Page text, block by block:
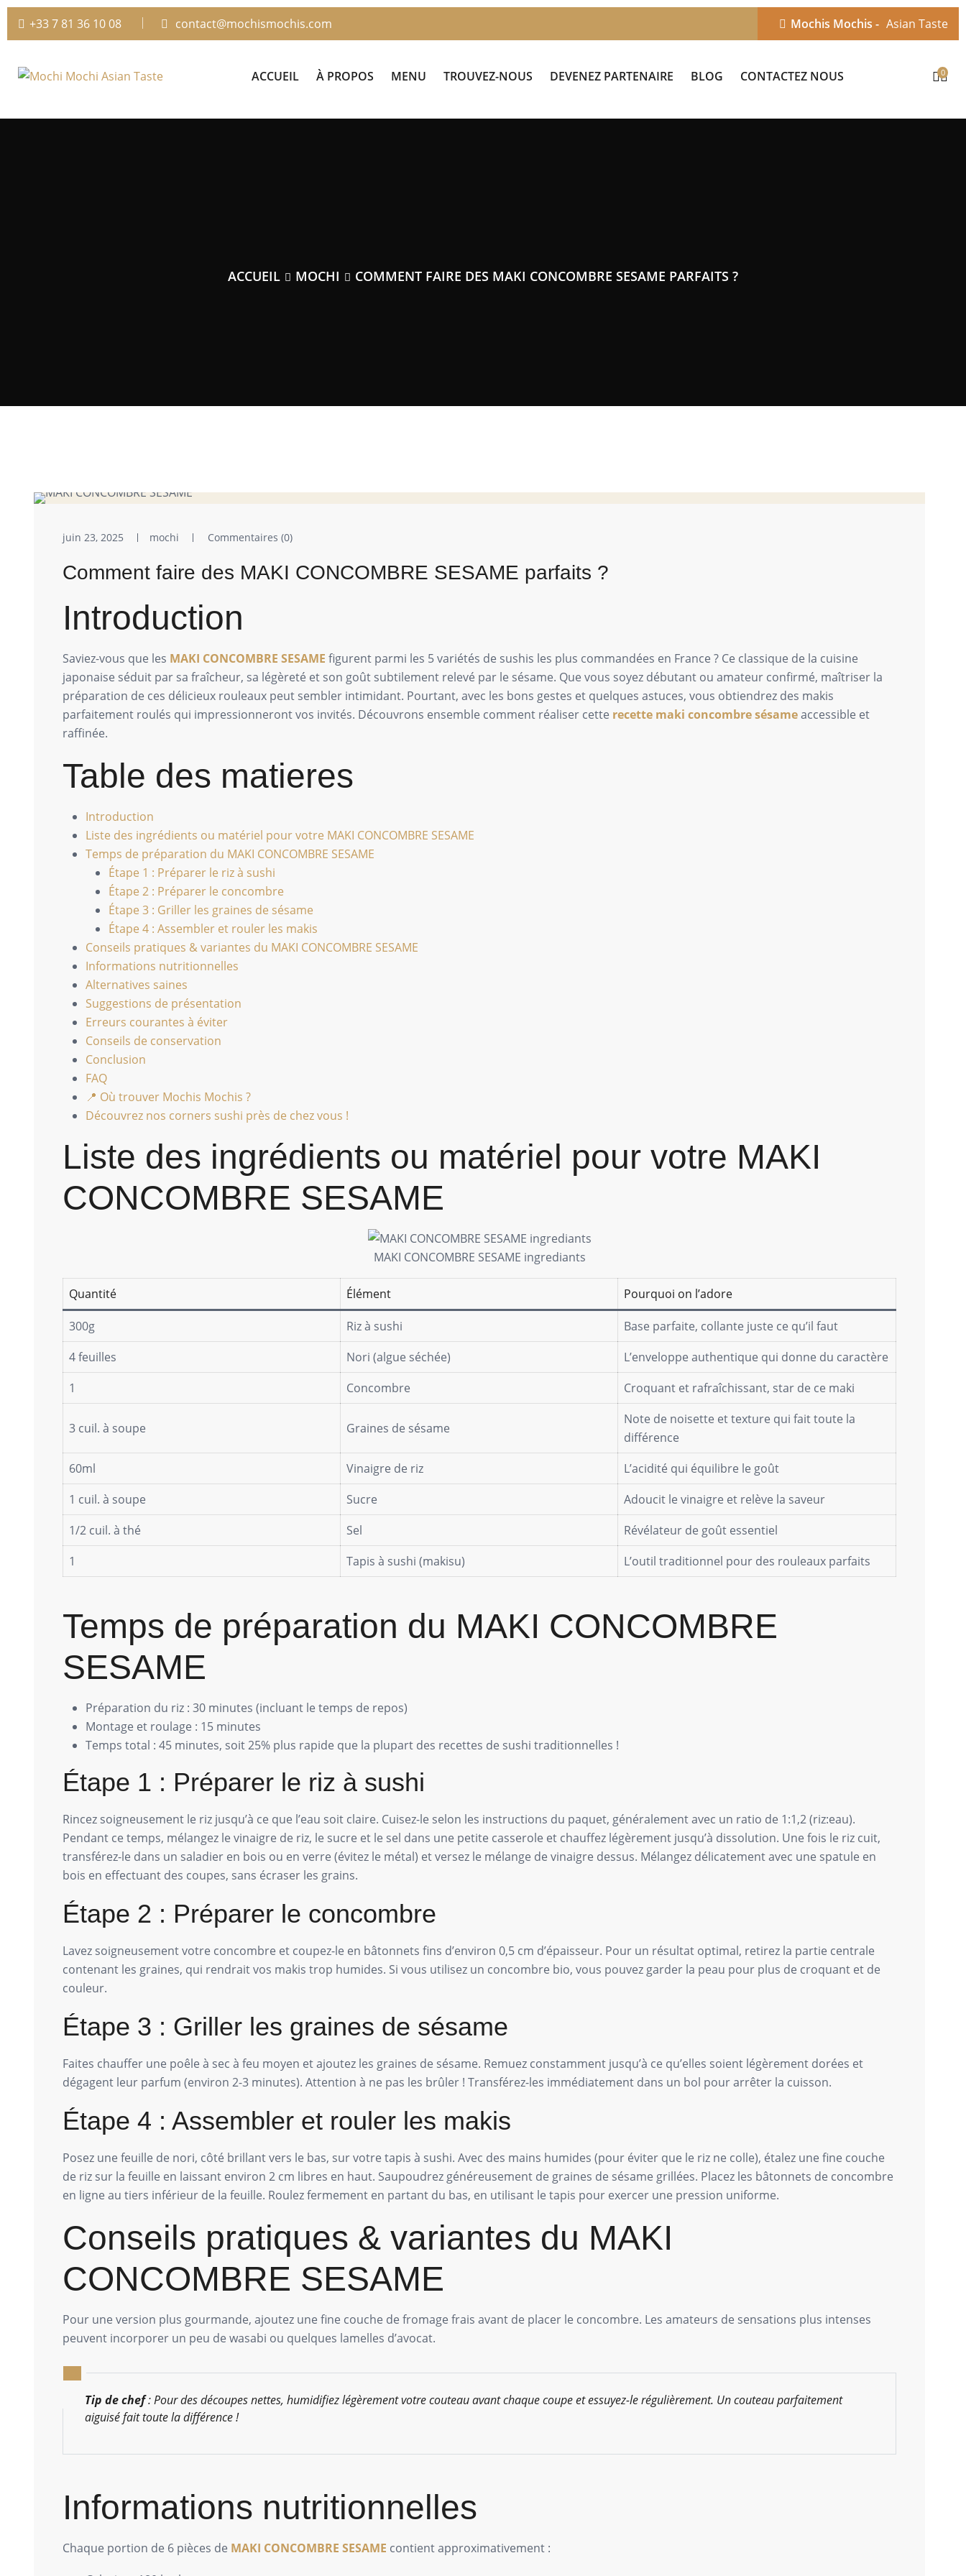
+33 7 81 36 10 08 contact@mochismochis.com Mochis Mochis - Asian Taste
ACCUEIL À PROPOS MENU TROUVEZ-NOUS DEVENEZ PARTENAIRE BLOG CONTACTEZ NOUS 0
ACCUEIL MOCHI COMMENT FAIRE DES MAKI CONCOMBRE SESAME PARFAITS ?
juin 23, 2025 mochi Commentaires (0)
Comment faire des MAKI CONCOMBRE SESAME parfaits ?
Introduction
Saviez-vous que les MAKI CONCOMBRE SESAME figurent parmi les 5 variétés de sushis les plus commandées en France ? Ce classique de la cuisine
japonaise séduit par sa fraîcheur, sa légèreté et son goût subtilement relevé par le sésame. Que vous soyez débutant ou amateur confirmé, maîtriser la
préparation de ces délicieux rouleaux peut sembler intimidant. Pourtant, avec les bons gestes et quelques astuces, vous obtiendrez des makis
parfaitement roulés qui impressionneront vos invités. Découvrons ensemble comment réaliser cette recette maki concombre sésameaccessible et
raffinée.
Table des matieres
Introduction
Liste des ingrédients ou matériel pour votre MAKI CONCOMBRE SESAME
Temps de préparation du MAKI CONCOMBRE SESAME
Étape 1 : Préparer le riz à sushi
Étape 2 : Préparer le concombre
Étape 3 : Griller les graines de sésame
Étape 4 : Assembler et rouler les makis
Conseils pratiques & variantes du MAKI CONCOMBRE SESAME
Informations nutritionnelles
Alternatives saines
Suggestions de présentation
Erreurs courantes à éviter
Conseils de conservation
Conclusion
FAQ
📍 Où trouver Mochis Mochis ?
Découvrez nos corners sushi près de chez vous !
Liste des ingrédients ou matériel pour votre MAKI
CONCOMBRE SESAME
MAKI CONCOMBRE SESAME ingrediants
Quantité Élément Pourquoi on l’adore
300g Riz à sushi
Base parfaite, collante juste ce qu’il faut
4 feuilles
Nori (algue séchée)
L’enveloppe authentique qui donne du caractère
1
Concombre Croquant et rafraîchissant, star de ce maki
3 cuil. à soupe Graines de sésame
Note de noisette et texture qui fait toute la
différence
60ml
Vinaigre de riz
L’acidité qui équilibre le goût
1 cuil. à soupe
Sucre
Adoucit le vinaigre et relève la saveur
1/2 cuil. à thé
Sel
Révélateur de goût essentiel
1
Tapis à sushi (makisu) L’outil traditionnel pour des rouleaux parfaits
Temps de préparation du MAKI CONCOMBRE
SESAME
Préparation du riz : 30 minutes (incluant le temps de repos)
Montage et roulage : 15 minutes
Temps total : 45 minutes, soit 25% plus rapide que la plupart des recettes de sushi traditionnelles !
Étape 1 : Préparer le riz à sushi
Rincez soigneusement le riz jusqu’à ce que l’eau soit claire. Cuisez-le selon les instructions du paquet, généralement avec un ratio de 1:1,2 (riz:eau).
Pendant ce temps, mélangez le vinaigre de riz, le sucre et le sel dans une petite casserole et chauffez légèrement jusqu’à dissolution. Une fois le riz cuit,
transférez-le dans un saladier en bois ou en verre (évitez le métal) et versez le mélange de vinaigre dessus. Mélangez délicatement avec une spatule en
bois en effectuant des coupes, sans écraser les grains.
Étape 2 : Préparer le concombre
Lavez soigneusement votre concombre et coupez-le en bâtonnets fins d’environ 0,5 cm d’épaisseur. Pour un résultat optimal, retirez la partie centrale
contenant les graines, qui rendrait vos makis trop humides. Si vous utilisez un concombre bio, vous pouvez garder la peau pour plus de croquant et de
couleur.
Étape 3 : Griller les graines de sésame
Faites chauffer une poêle à sec à feu moyen et ajoutez les graines de sésame. Remuez constamment jusqu’à ce qu’elles soient légèrement dorées et
dégagent leur parfum (environ 2-3 minutes). Attention à ne pas les brûler ! Transférez-les immédiatement dans un bol pour arrêter la cuisson.
Étape 4 : Assembler et rouler les makis
Posez une feuille de nori, côté brillant vers le bas, sur votre tapis à sushi. Avec des mains humides (pour éviter que le riz ne colle), étalez une fine couche
de riz sur la feuille en laissant environ 2 cm libres en haut. Saupoudrez généreusement de graines de sésame grillées. Placez les bâtonnets de concombre
en ligne au tiers inférieur de la feuille. Roulez fermement en partant du bas, en utilisant le tapis pour exercer une pression uniforme.
Conseils pratiques & variantes du MAKI
CONCOMBRE SESAME
Pour une version plus gourmande, ajoutez une fine couche de fromage frais avant de placer le concombre. Les amateurs de sensations plus intenses
peuvent incorporer un peu de wasabi ou quelques lamelles d’avocat.
Tip de chef: Pour des découpes nettes, humidifiez légèrement votre couteau avant chaque coupe et essuyez-le régulièrement. Un couteau parfaitement
aiguisé fait toute la différence !
Informations nutritionnelles
Chaque portion de 6 pièces de MAKI CONCOMBRE SESAME contient approximativement :